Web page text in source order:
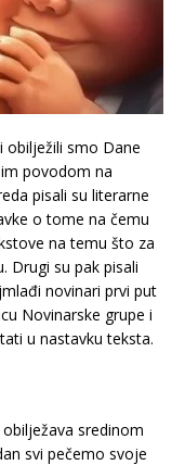
obilježili smo Dane
povodom na
pisali su literarne
o tome na čemu
na temu što za
Drugi su pak pisali
novinari prvi put
Novinarske grupe i
u nastavku teksta.
sredinom
svi pečemo svoje